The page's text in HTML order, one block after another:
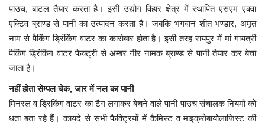
टेक न्यूज़
पाउच, बाटल तैयार करता है। इसी उद्योग विहार क्षेत्र में स्थापित एसएम एक्वा
एक्टिव ब्राण्ड से पानी का उत्पादन करता है। जबकि भगवान शीत भण्डार, अमृत
नाम से पैकिंग ड्रिंकिंग वाटर का कारोबार होता है। इसी तरह रायपुर में मां गायत्री
पैकिंग ड्रिंकिंग वाटर फैक्ट्री से अम्बर नीर नामक ब्राण्ड से पानी तैयार कर बेचा
जाता है।
नहीं होता सेम्पल चेक, जार में नल का पानी
मिनरल व ड्रिकिंग वाटर का टैग लगाकर बेचने वाले पानी पाउच संचालक नियमों को
धता बता रहे हैं। कायदे से सभी फैक्ट्रियों में कैमिस्ट व माइक्रोबायोलाजिस्ट की